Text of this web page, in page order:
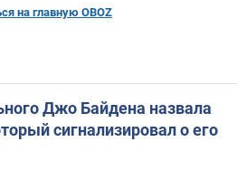
на главную OBOZ
Джо Байдена назвала
сигнализировал о его